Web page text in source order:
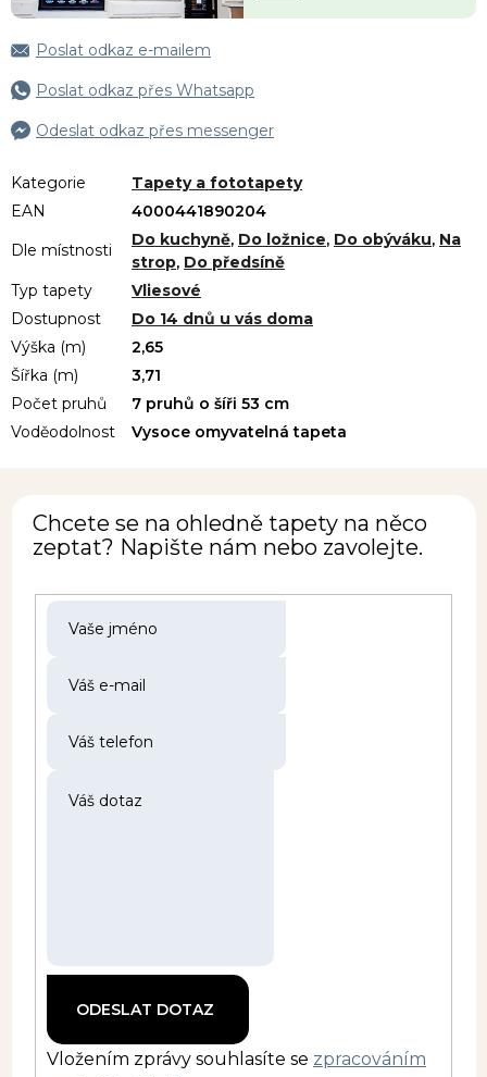
Poslat odkaz e-mailem
Poslat odkaz přes Whatsapp
Odeslat odkaz přes messenger
Kategorie
Tapety a fototapety
EAN
4000441890204
Dle místnosti
Do kuchyně, Do ložnice, Do obýváku, Na
strop, Do předsíně
Typ tapety
Vliesové
Dostupnost
Do 14 dnů u vás doma
Výška (m)
2,65
Šířka (m)
3,71
Počet pruhů
7 pruhů o šíři 53 cm
Voděodolnost
Vysoce omyvatelná tapeta
Chcete se na ohledně tapety na něco
zeptat? Napište nám nebo zavolejte.
Vložením zprávy souhlasíte se zpracováním